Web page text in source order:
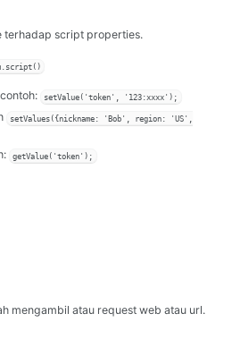
terhadap script properties.
setValue('token', '123:xxxx');
setValues({nickname: 'Bob', region: 'US',
getValue('token');
mengambil atau request web atau url.